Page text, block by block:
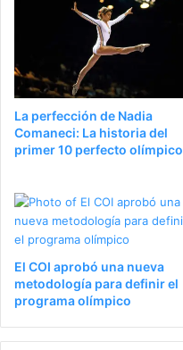
La perfección de Nadia
Comaneci: La historia del
primer 10 perfecto olímpico
El COI aprobó una nueva
metodología para definir el
programa olímpico